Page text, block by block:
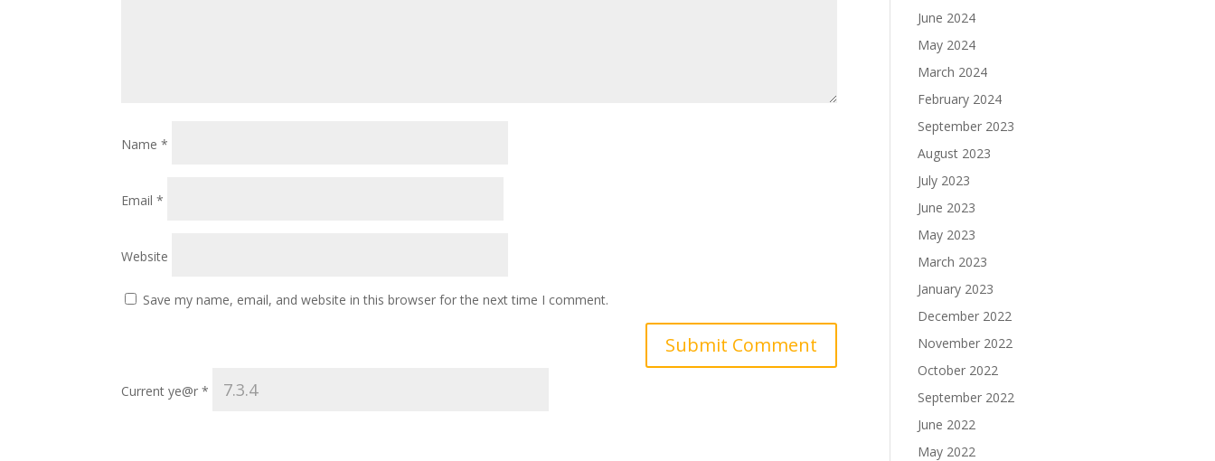
Name*
Email*
Website
Save my name, email, and website in this browser for the next time I comment.
Current ye@r*
June 2024
May 2024
March 2024
February 2024
September 2023
August 2023
July 2023
June 2023
May 2023
March 2023
January 2023
December 2022
November 2022
October 2022
September 2022
June 2022
May 2022